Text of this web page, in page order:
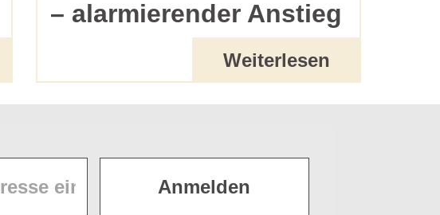
– alarmierender Anstieg
Weiterlesen